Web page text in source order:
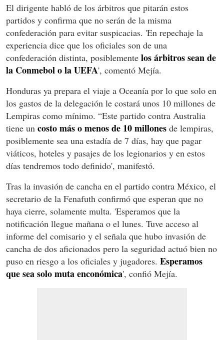
El dirigente habló de los árbitros que pitarán estos
partidos y confirma que no serán de la misma
confederación para evitar suspicacias. 'En repechaje la
experiencia dice que los oficiales son de una
confederación distinta, posiblemente los árbitros sean de
la Conmebol o la UEFA', comentó Mejía.
Honduras ya prepara el viaje a Oceanía por lo que solo en
los gastos de la delegación le costará unos 10 millones de
Lempiras como mínimo. “Este partido contra Australia
tiene un costo más o menos de 10 millones de lempiras,
posiblemente sea una estadía de 7 días, hay que pagar
viáticos, hoteles y pasajes de los legionarios y en estos
días tendremos todo definido', manifestó.
Tras la invasión de cancha en el partido contra México, el
secretario de la Fenafuth confirmó que esperan que no
haya cierre, solamente multa. 'Esperamos que la
notificación llegue mañana o el lunes. Tuve acceso al
informe del comisario y el señala que hubo invasión de
cancha de dos aficionados pero la seguridad actuó bien no
puso en riesgo a los oficiales y jugadores. Esperamos
que sea solo muta enconómica', confió Mejía.